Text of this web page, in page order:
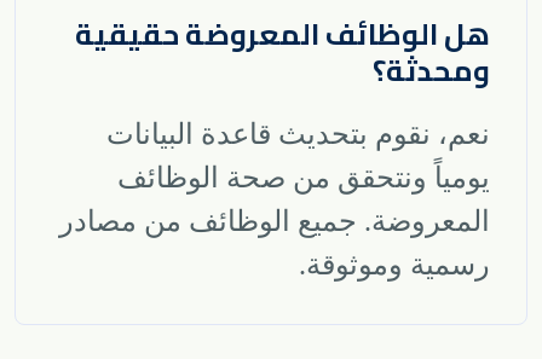
هل الوظائف المعروضة حقيقية
ومحدثة؟
نعم، نقوم بتحديث قاعدة البيانات
يومياً ونتحقق من صحة الوظائف
المعروضة. جميع الوظائف من مصادر
رسمية وموثوقة.